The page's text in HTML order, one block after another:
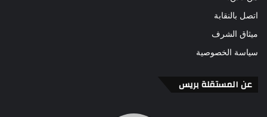
اتصل بالنقابة
ميثاق الشرف
سياسة الخصوصية
عن المستقلة بريس